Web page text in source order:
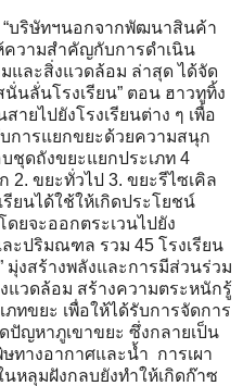
“บริษัทฯนอกจากพัฒนาสินค้า
วามสำคัญกับการดำเนิน
และสิ่งแวดล้อม ล่าสุด ได้จัด
นลั่นโรงเรียน” ตอน ฮาวทูทิ้ง
ายไปยังโรงเรียนต่าง ๆ เพื่อ
การแยกขยะด้วยความสนุก
ชุดถังขยะแยกประเภท 4
2. ขยะทั่วไป 3. ขยะรีไซเคิล
ยนได้ใช้ให้เกิดประโยชน์
ดยจะออกตระเวนไปยัง
ละปริมณฑล รวม 45 โรงเรียน
มุ่งสร้างพลังและการมีส่วนร่วม
วดล้อม สร้างความตระหนักรู้
ทขยะ เพื่อให้ได้รับการจัดการ
ปัญหาภูเขาขยะ ซึ่งกลายเป็น
ทางอากาศและน้ำ การเผา
หลุมฝังกลบยังทำให้เกิดก๊าซ